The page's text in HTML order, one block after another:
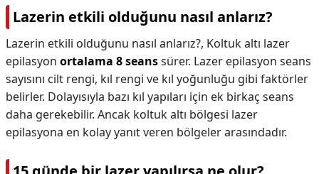
Lazerin etkili olduğunu nasıl anlarız?
Lazerin etkili olduğunu nasıl anlarız?, Koltuk altı lazer
epilasyon ortalama 8 seanssürer. Lazer epilasyon seans
sayısını cilt rengi, kıl rengi ve kıl yoğunluğu gibi faktörler
belirler. Dolayısıyla bazı kıl yapıları için ek birkaç seans
daha gerekebilir. Ancak koltuk altı bölgesi lazer
epilasyona en kolay yanıt veren bölgeler arasındadır.